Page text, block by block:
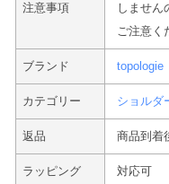
注意事項
しません
ご注意く
ブランド topologie
カテゴリー ショルダ
返品 商品到着
ラッピング 対応可